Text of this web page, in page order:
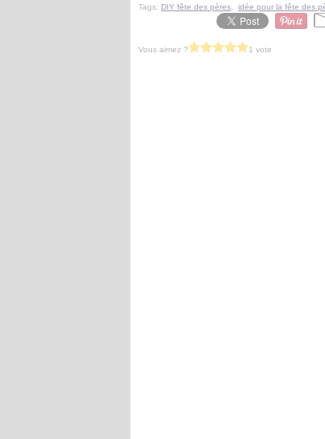
Tags: DIY fête des pères idée pour la fête des
Vous aimez ? 1 vote